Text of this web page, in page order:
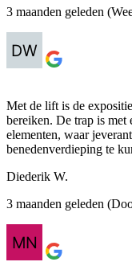
3 maanden geleden
Met de lift is de
bereiken. De trap is met
elementen, waar
benedenverdieping te
Diederik W.
3 maanden geleden